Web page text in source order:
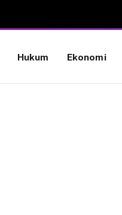
Hukum Ekonomi